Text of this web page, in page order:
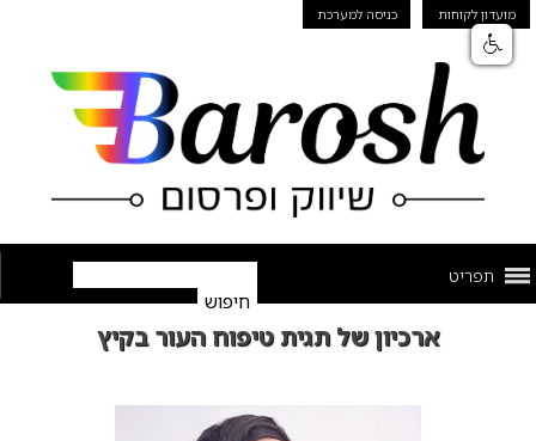
מועדון לקוחות כניסה למערכת
תפריט
ארכיון של תגית טיפוח העור בקיץ